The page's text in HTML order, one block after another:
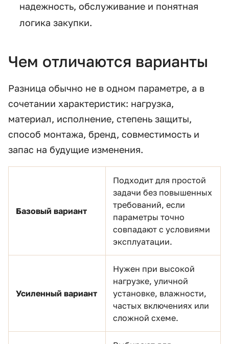
надежность, обслуживание и понятная
логика закупки.
Чем отличаются варианты
Разница обычно не в одном параметре, а в
сочетании характеристик: нагрузка,
материал, исполнение, степень защиты,
способ монтажа, бренд, совместимость и
запас на будущие изменения.
Базовый вариант
Подходит для простой
задачи без повышенных
требований, если
параметры точно
совпадают с условиями
эксплуатации.
Усиленный вариант
Нужен при высокой
нагрузке, уличной
установке, влажности,
частых включениях или
сложной схеме.